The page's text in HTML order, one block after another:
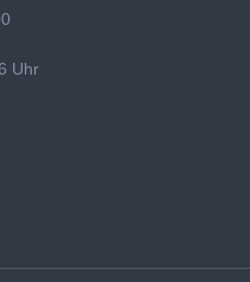
Uhr